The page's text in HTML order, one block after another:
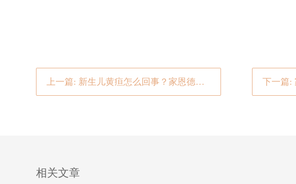
上一篇: 新生儿黄疸怎么回事？家恩德仁妇产新生儿黄疸“护理攻略”来了！
相关文章